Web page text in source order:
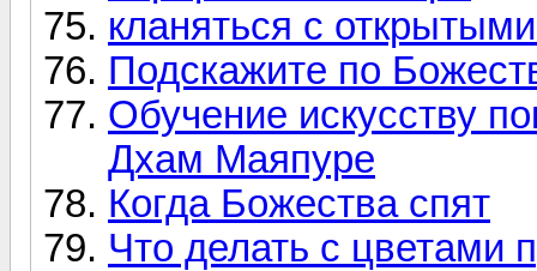
кланяться с
Подскажите по
Обучение искусству
Дхам Маяпуре
Когда Божества спят
Что делать с цветами